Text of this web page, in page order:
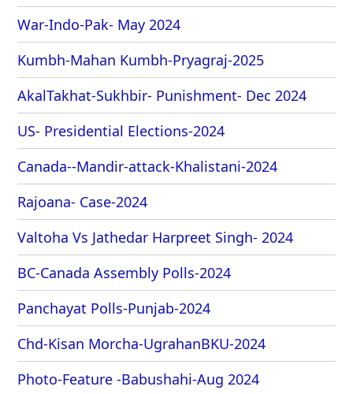
War-Indo-Pak- May 2024
Kumbh-Mahan Kumbh-Pryagraj-2025
AkalTakhat-Sukhbir- Punishment- Dec 2024
US- Presidential Elections-2024
Canada--Mandir-attack-Khalistani-2024
Rajoana- Case-2024
Valtoha Vs Jathedar Harpreet Singh- 2024
BC-Canada Assembly Polls-2024
Panchayat Polls-Punjab-2024
Chd-Kisan Morcha-UgrahanBKU-2024
Photo-Feature -Babushahi-Aug 2024